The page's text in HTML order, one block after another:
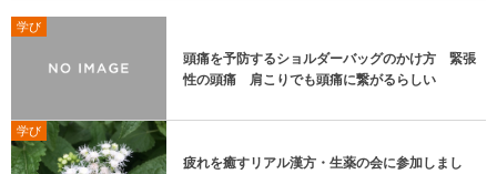
学び
頭痛を予防するショルダーバッグのかけ方 緊張
性の頭痛 肩こりでも頭痛に繋がるらしい
学び
疲れを癒すリアル漢方・生薬の会に参加しまし